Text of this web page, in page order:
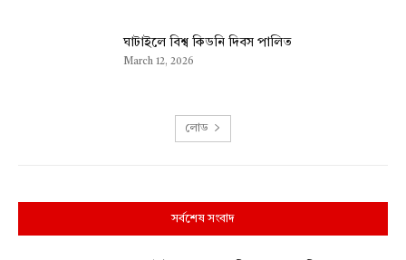
ঘাটাইলে বিশ্ব কিডনি দিবস পালিত
March 12, 2026
লোড
সর্বশেষ সংবাদ